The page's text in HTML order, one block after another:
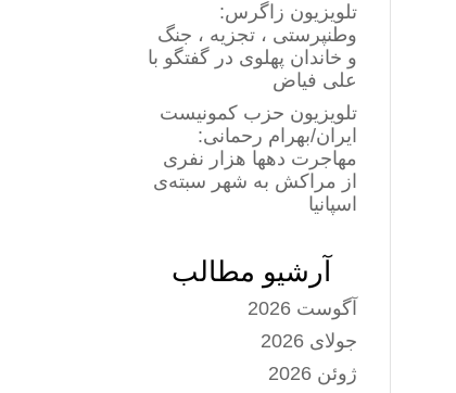
تلویزیون زاگرس:
وطنپرستی ، تجزیه ، جنگ
و خاندان پهلوی در گفتگو با
علی فیاض
تلویزیون حزب کمونیست
ایران/بهرام رحمانی:
مهاجرت دهها هزار نفری
از مراکش به شهر سبته‌ی
اسپانیا
آرشیو مطالب
آگوست 2026
جولای 2026
ژوئن 2026